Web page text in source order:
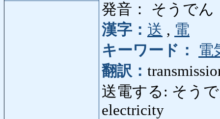
発音： そうでん
漢字： 送 , 電
キーワード：
電
翻訳：
送電する: そう
electricity